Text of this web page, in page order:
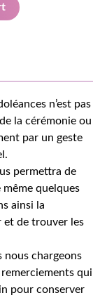
n’est pas
la cérémonie ou
par un geste
permettra de
quelques
ainsi la
et de trouver les
nous chargeons
qui
pour conserver